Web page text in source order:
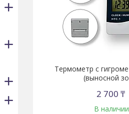
Термометр с
(выносной
2 700 ₸
В наличии